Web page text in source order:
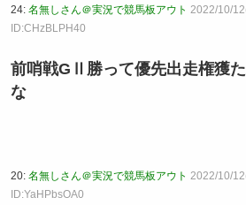
24: 名無しさん＠実況で競馬板アウト 2022/10/
ID:CHzBLPH40
前哨戦GⅡ勝って優先出走権獲
な
20: 名無しさん＠実況で競馬板アウト 2022/10/
ID:YaHPbsOA0